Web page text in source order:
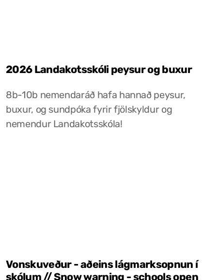
2026 Landakotsskóli peysur og buxur
8b-10b nemendaráð hafa hannað peysur,
buxur, og sundpóka fyrir fjölskyldur og
nemendur Landakotsskóla!
Vonskuveður - aðeins lágmarksopnun í
skólum // Snow warning - schools open